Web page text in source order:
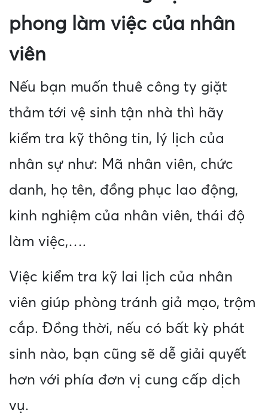
phong làm việc của nhân
viên
Nếu bạn muốn thuê công ty giặt
thảm tới vệ sinh tận nhà thì hãy
kiểm tra kỹ thông tin, lý lịch của
nhân sự như: Mã nhân viên, chức
danh, họ tên, đồng phục lao động,
kinh nghiệm của nhân viên, thái độ
làm việc,….
Việc kiểm tra kỹ lai lịch của nhân
viên giúp phòng tránh giả mạo, trộm
cắp. Đồng thời, nếu có bất kỳ phát
sinh nào, bạn cũng sẽ dễ giải quyết
hơn với phía đơn vị cung cấp dịch
vụ.